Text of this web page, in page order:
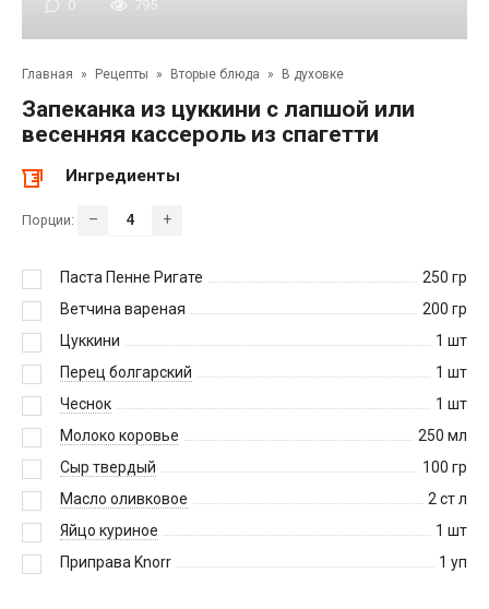
0
795
Главная » Рецепты » Вторые блюда » В духовке
Запеканка из цуккини с лапшой или
весенняя кассероль из спагетти
Ингредиенты
Порции: – +
Паста Пенне Ригате 250 гр
Ветчина вареная
200 гр
Цуккини
1 шт
Перец болгарский
1 шт
Чеснок
1 шт
Молоко коровье
250 мл
Сыр твердый
100 гр
Масло оливковое
2 ст л
Яйцо куриное
1 шт
Приправа Knorr
1 уп